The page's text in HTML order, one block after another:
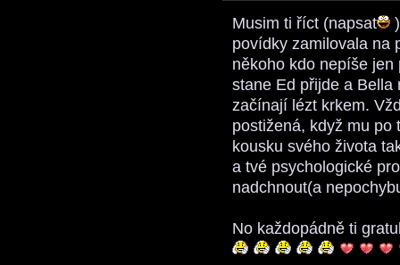
Musim ti říct (napsat
povídky zamilovala na
někoho kdo nepíše
stane Ed přijde a Bella
začínají lézt krkem.
postižená, když mu po
kousku svého života
a tvé psychologické
nadchnout(a
No každopádně ti